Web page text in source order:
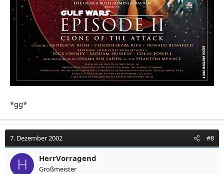
*gg*
7. Dezember 2002 #8
H HerrVorragend
Großmeister